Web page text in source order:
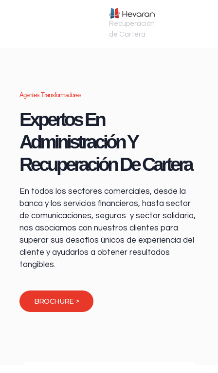
Recuperación
de Cartera
Agentes Transformadores
Expertos En
Administración Y
Recuperación De Cartera
En todos los sectores comerciales, desde la
banca y los servicios financieros, hasta sector
de comunicaciones, seguros y sector solidario,
nos asociamos con nuestros clientes para
superar sus desafíos únicos de experiencia del
cliente y ayudarlos a obtener resultados
tangibles.
BROCHURE >